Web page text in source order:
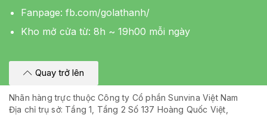
Fanpage: fb.com/golathanh/
Kho mở cửa từ: 8h ~ 19h00 mỗi ngày
Quay trở lên
Nhãn hàng trực thuộc Công ty Cổ phần Sunvina Việt Nam
Địa chỉ trụ sở: Tầng 1, Tầng 2 Số 137 Hoàng Quốc Việt,